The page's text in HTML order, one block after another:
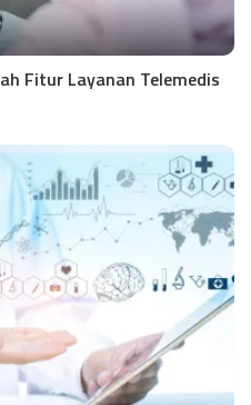
Fitur Layanan Telemedis